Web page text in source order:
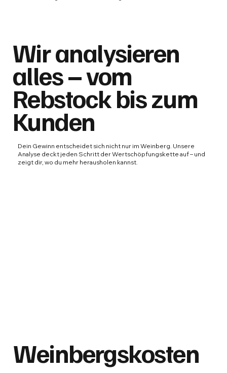
Wir analysieren
alles – vom
Rebstock bis zum
Kunden
Dein Gewinn entscheidet sich nicht nur im Weinberg. Unsere
Analyse deckt jeden Schritt der Wertschöpfungskette auf – und
zeigt dir, wo du mehr herausholen kannst.
Weinbergskosten